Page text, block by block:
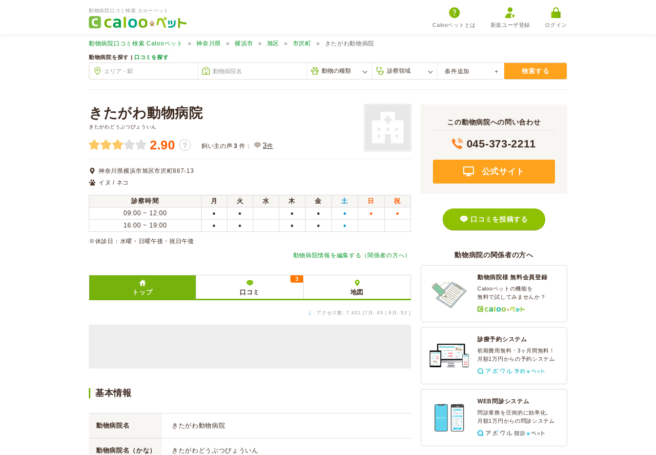
動物病院口コミ検索 カルーペット
Calooペットとは 新規ユーザ登録 ログイン
動物病院口コミ検索 Calooペット 神奈川県 横浜市 旭区 市沢町 きたがわ動物病院
動物病院を探す | 口コミを探す
条件追加 検索する
きたがわ動物病院
きたがわどうぶつびょういん
2.90 ？ 飼い主の声 3 件： 3件
神奈川県横浜市旭区市沢町887-13
イヌ / ネコ
診察時間 月 火 水 木 金 土 日
祝
09:00 ~ 12:00
● ● ● ● ● ● ●
16:00 ~ 19:00 ● ● ● ● ●
※休診日：水曜・日曜午後・祝日午後
動物病院情報を編集する（関係者の方へ）
トップ 口コミ
3
地図
↓ アクセス数: 7,431 [7月: 45 | 6月: 52 ]
基本情報
動物病院名 きたがわ動物病院
動物病院名（かな） きたがわどうぶつびょういん
この動物病院への問い合わせ
045-373-2211
公式サイト
口コミを投稿する
動物病院の関係者の方へ
動物病院様 無料会員登録
Calooペットの機能を
無料で試してみませんか？
診療予約システム
初期費用無料・3ヶ月間無料！
月額1万円からの予約システム
WEB問診システム
問診業務を圧倒的に効率化。
月額1万円からの問診システム